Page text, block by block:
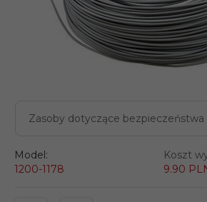
Zasoby dotyczące
Model:
1200-1178
Koszt
9.90